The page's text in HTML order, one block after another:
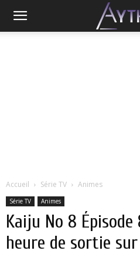
Accueil Série TV Animes
Série TV Animes
Kaiju No 8
heure de sortie